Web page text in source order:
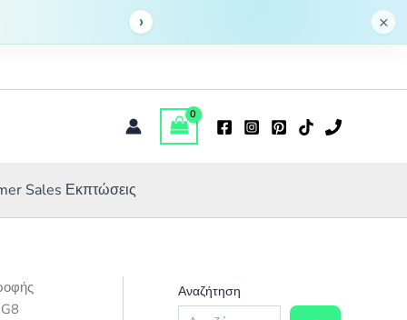
› ×
Sales Εκπτώσεις
Αναζήτηση
είναι:
42,00 €.
R60
TRIANG8
ποσότητα